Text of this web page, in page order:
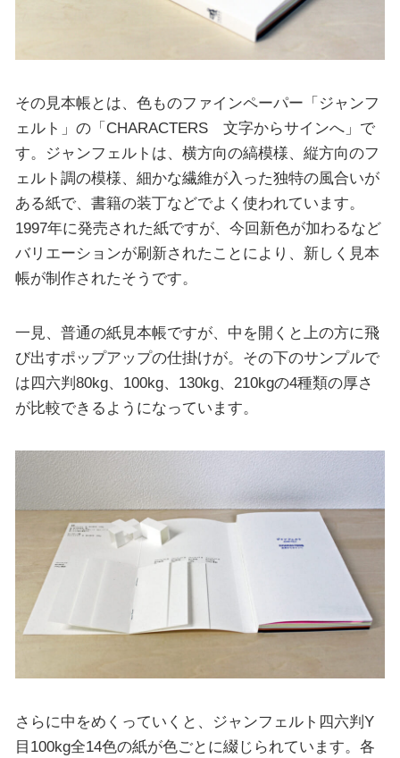
その見本帳とは、色ものファインペーパー「ジャンフ
ェルト」の「CHARACTERS 文字からサインへ」で
す。ジャンフェルトは、横方向の縞模様、縦方向のフ
ェルト調の模様、細かな繊維が入った独特の風合いが
ある紙で、書籍の装丁などでよく使われています。
1997年に発売された紙ですが、今回新色が加わるなど
バリエーションが刷新されたことにより、新しく見本
帳が制作されたそうです。
一見、普通の紙見本帳ですが、中を開くと上の方に飛
び出すポップアップの仕掛けが。その下のサンプルで
は四六判80kg、100kg、130kg、210kgの4種類の厚さ
が比較できるようになっています。
さらに中をめくっていくと、ジャンフェルト四六判Y
目100kg全14色の紙が色ごとに綴じられています。各